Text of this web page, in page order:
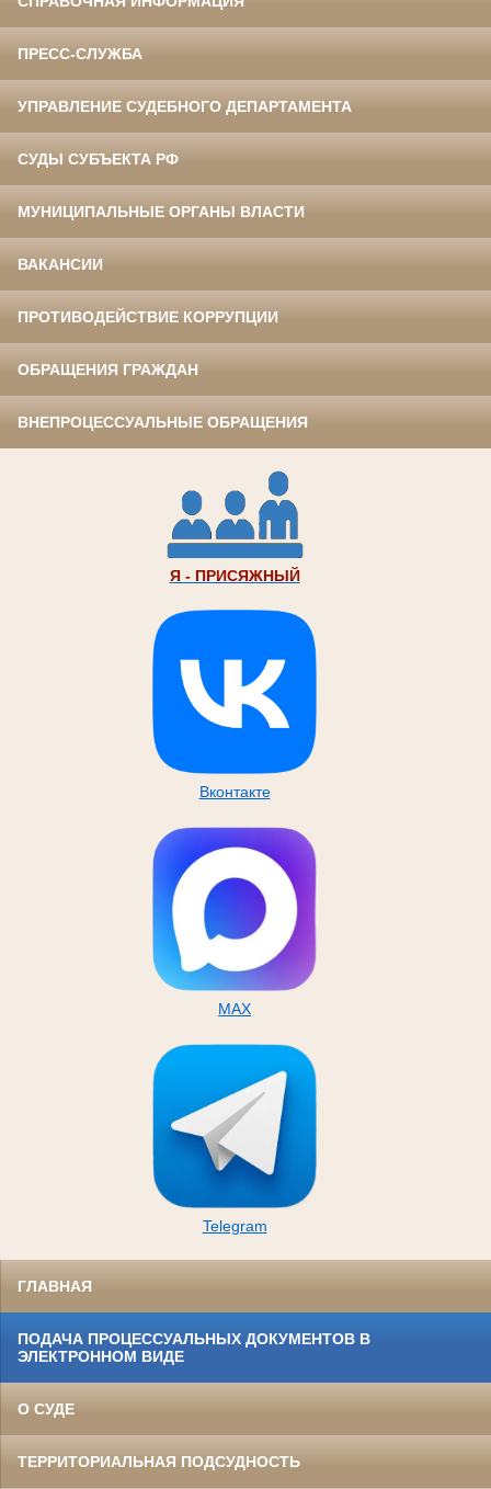
ПРЕСС-СЛУЖБА
УПРАВЛЕНИЕ СУДЕБНОГО ДЕПАРТАМЕНТА
СУДЫ СУБЪЕКТА РФ
МУНИЦИПАЛЬНЫЕ ОРГАНЫ ВЛАСТИ
ВАКАНСИИ
ПРОТИВОДЕЙСТВИЕ КОРРУПЦИИ
ОБРАЩЕНИЯ ГРАЖДАН
ВНЕПРОЦЕССУАЛЬНЫЕ ОБРАЩЕНИЯ
Я - ПРИСЯЖНЫЙ
Вконтакте
MAX
Telegram
ГЛАВНАЯ
ПОДАЧА ПРОЦЕССУАЛЬНЫХ ДОКУМЕНТОВ В
ЭЛЕКТРОННОМ ВИДЕ
О СУДЕ
ТЕРРИТОРИАЛЬНАЯ ПОДСУДНОСТЬ